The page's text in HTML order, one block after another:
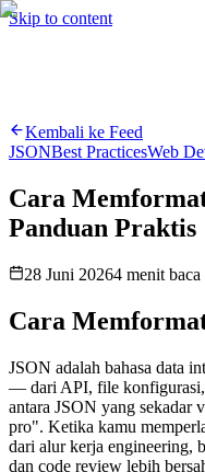
Skip to content
Cari⌘K Hire me
Kembali ke Feed
JSONBest PracticesWeb
Cara
Panduan Praktis
28 Juni 20264 menit baca
Cara
JSON adalah bahasa data
— dari API, file konfigurasi,
antara JSON yang sekadar
pro". Ketika kamu
dari alur kerja engineering,
dan code review lebih